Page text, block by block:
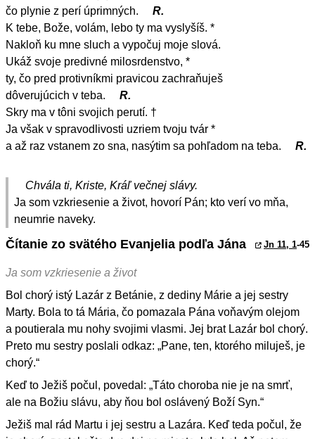
čo plynie z perí úprimných.
R.
K tebe, Bože, volám, lebo ty ma vyslyšíš. *
Nakloň ku mne sluch a vypočuj moje slová.
Ukáž svoje predivné milosrdenstvo, *
ty, čo pred protivníkmi pravicou zachraňuješ
dôverujúcich v teba.
R.
Skry ma v tôni svojich perutí. †
Ja však v spravodlivosti uzriem tvoju tvár *
a až raz vstanem zo sna, nasýtim sa pohľadom na teba.
R.
Chvála ti, Kriste, Kráľ večnej slávy.
Ja som vzkriesenie a život, hovorí Pán; kto verí vo mňa,
neumrie naveky.
Čítanie zo svätého Evanjelia podľa Jána Jn 11, 1-45
Ja som vzkriesenie a život
Bol chorý istý Lazár z Betánie, z dediny Márie a jej sestry
Marty. Bola to tá Mária, čo pomazala Pána voňavým olejom
a poutierala mu nohy svojimi vlasmi. Jej brat Lazár bol chorý.
Preto mu sestry poslali odkaz: „Pane, ten, ktorého miluješ, je
chorý.“
Keď to Ježiš počul, povedal: „Táto choroba nie je na smrť,
ale na Božiu slávu, aby ňou bol oslávený Boží Syn.“
Ježiš mal rád Martu i jej sestru a Lazára. Keď teda počul, že